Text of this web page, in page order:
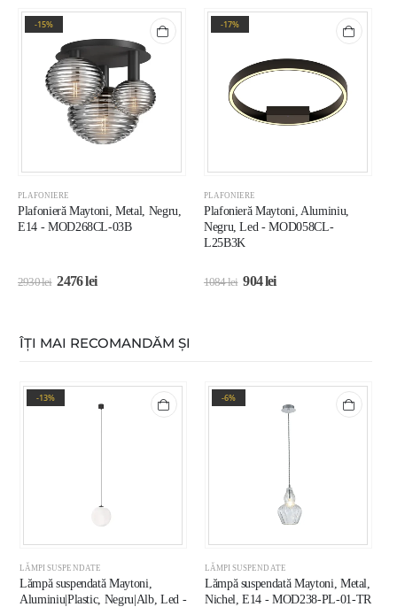
-15%
PLAFONIERE
Plafonieră Maytoni, Metal, Negru,
E14 - MOD268CL-03B
2930lei 2476lei
-17%
PLAFONIERE
Plafonieră Maytoni, Aluminiu,
Negru, Led - MOD058CL-
L25B3K
1084lei 904lei
ÎȚI MAI RECOMANDĂM ȘI
-13%
LĂMPI SUSPENDATE
Lămpă suspendată Maytoni,
Aluminiu|Plastic, Negru|Alb, Led -
-6%
LĂMPI SUSPENDATE
Lămpă suspendată Maytoni, Metal,
Nichel, E14 - MOD238-PL-01-TR